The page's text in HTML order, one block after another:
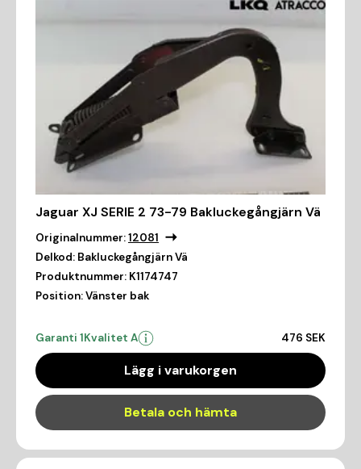
Jaguar XJ SERIE 2 73-79 Bakluckegångjärn Vä
Originalnummer:12081
Delkod: Bakluckegångjärn Vä
Produktnummer: K1174747
Position:Vänster bak
Garanti 1Kvalitet A 476 SEK
Lägg i varukorgen
Betala och hämta